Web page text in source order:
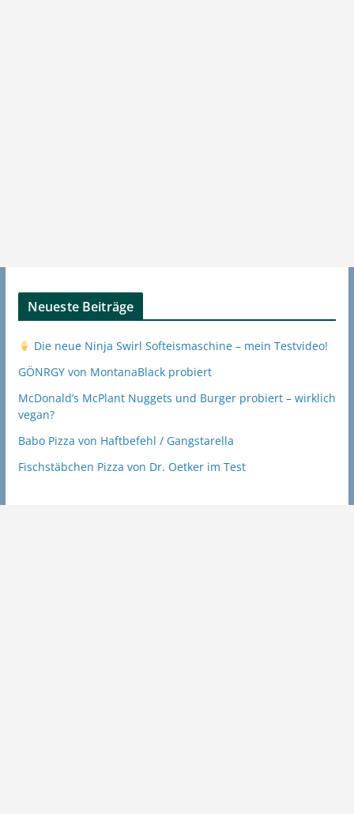
Neueste Beiträge
Die neue Ninja Swirl Softeismaschine – mein Testvideo!
GÖNRGY von MontanaBlack probiert
McDonald’s McPlant Nuggets und Burger probiert – wirklich
vegan?
Babo Pizza von Haftbefehl / Gangstarella
Fischstäbchen Pizza von Dr. Oetker im Test